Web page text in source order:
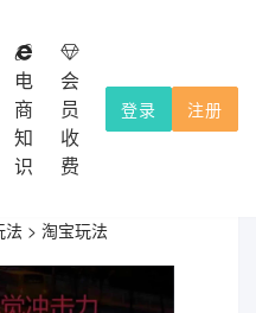
电
商
知
识
会
员
收
费
注册
登录
的，不提供试用！ 注册会员
查看。
法 > 淘宝玩法